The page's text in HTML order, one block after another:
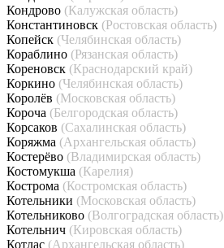
Кондрово (Калужская область)
Константиновск (Ростовская область)
Копейск (Челябинская область)
Кораблино (Рязанская область)
Кореновск (Краснодарский край)
Коркино (Челябинская область)
Королёв (Московская область)
Короча (Белгородская область)
Корсаков (Сахалинская область)
Коряжма (Архангельская область)
Костерёво (Владимирская область)
Костомукша (Карелия)
Кострома (Костромская область)
Котельники (Московская область)
Котельниково (Волгоградская область)
Котельнич (Кировская область)
Котлас (Архангельская область)